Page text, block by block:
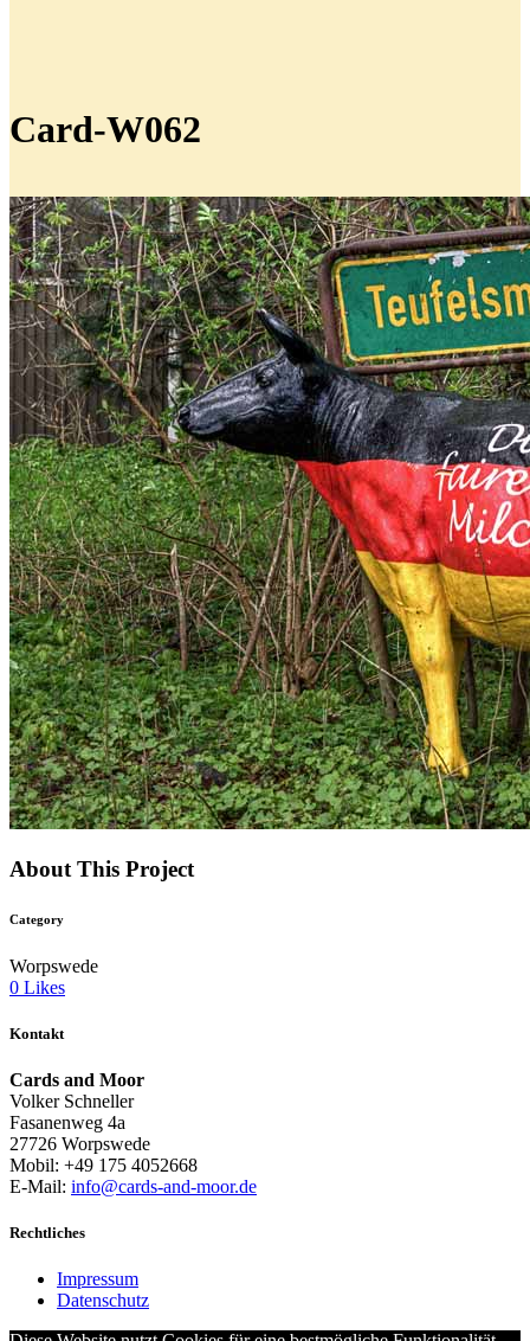
Card-W062
About This Project
Category
Worpswede
0 Likes
Kontakt
Cards and Moor
Volker Schneller
Fasanenweg 4a
27726 Worpswede
Mobil: +49 175 4052668
E-Mail: info@cards-and-moor.de
Rechtliches
Impressum
Datenschutz